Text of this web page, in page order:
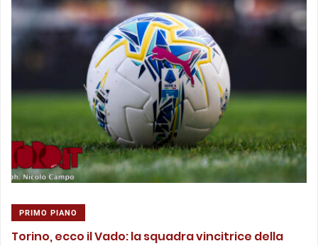
PRIMO PIANO
Torino, ecco il Vado: la squadra vincitrice della